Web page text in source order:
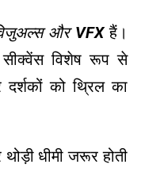
और VFXहैं।
विशेष रूप से
को थ्रिल का
धीमी जरूर होती